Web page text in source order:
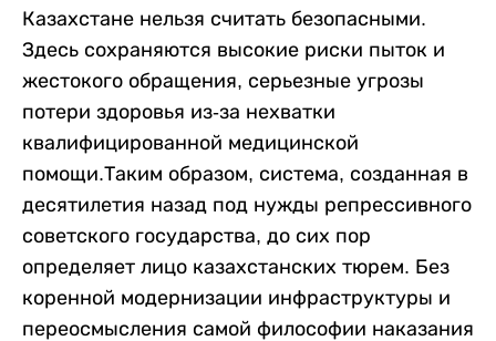
Казахстане нельзя считать безопасными.
Здесь сохраняются высокие риски пыток и
жестокого обращения, серьезные угрозы
потери здоровья из-за нехватки
квалифицированной медицинской
помощи.Таким образом, система, созданная в
десятилетия назад под нужды репрессивного
советского государства, до сих пор
определяет лицо казахстанских тюрем. Без
коренной модернизации инфраструктуры и
переосмысления самой философии наказания